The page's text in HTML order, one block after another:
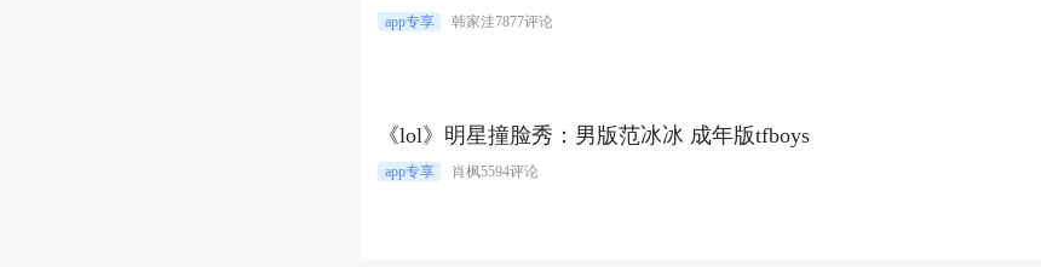
app专享 韩家洼7877评论
《lol》明星撞脸秀：男版范冰冰 成年版tfboys
app专享 肖枫5594评论